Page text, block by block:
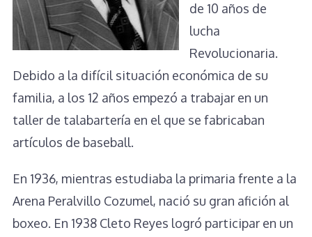
de 10 años de
lucha
Revolucionaria.
Debido a la difícil situación económica de su
familia, a los 12 años empezó a trabajar en un
taller de talabartería en el que se fabricaban
artículos de baseball.
En 1936, mientras estudiaba la primaria frente a la
Arena Peralvillo Cozumel, nació su gran afición al
boxeo. En 1938 Cleto Reyes logró participar en un